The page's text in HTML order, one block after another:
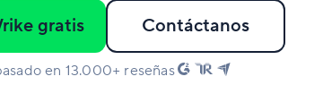
gratis Contáctanos
en 13.000+ reseñas